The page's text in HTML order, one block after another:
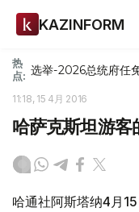
KAZINFORM
热
点: 选举-2026总统府任
11:18, 15 4月 2016
哈萨克斯坦游客
哈通社阿斯塔纳4月